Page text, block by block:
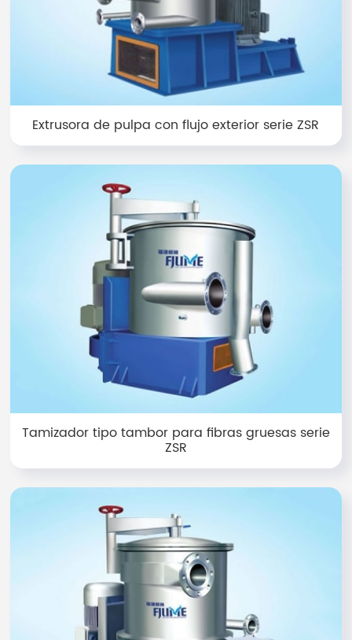
Extrusora de pulpa con flujo exterior serie ZSR
Tamizador tipo tambor para fibras gruesas serie
ZSR